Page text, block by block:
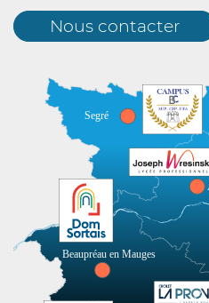
Nous contacter